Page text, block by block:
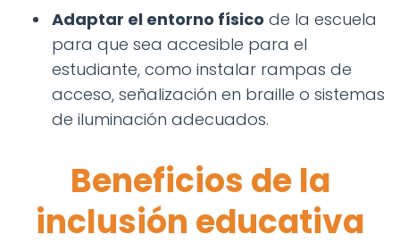
Adaptar el entorno físico de la escuela
para que sea accesible para el
estudiante, como instalar rampas de
acceso, señalización en braille o sistemas
de iluminación adecuados.
Beneficios de la
inclusión educativa